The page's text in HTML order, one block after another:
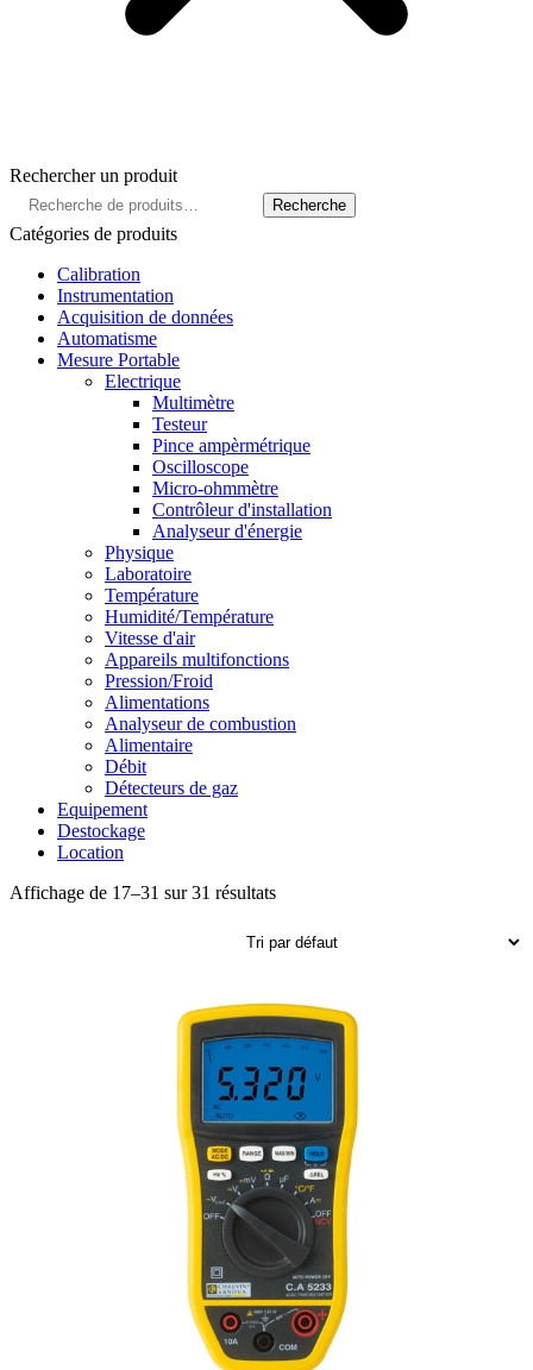
Rechercher un produit
Recherche
pour :
Recherche
Catégories de produits
Calibration
Instrumentation
Acquisition de données
Automatisme
Mesure Portable
Electrique
Multimètre
Testeur
Pince ampèrmétrique
Oscilloscope
Micro-ohmmètre
Contrôleur d'installation
Analyseur d'énergie
Physique
Laboratoire
Température
Humidité/Température
Vitesse d'air
Appareils multifonctions
Pression/Froid
Alimentations
Analyseur de combustion
Alimentaire
Débit
Détecteurs de gaz
Equipement
Destockage
Location
Affichage de 17–31 sur 31 résultats